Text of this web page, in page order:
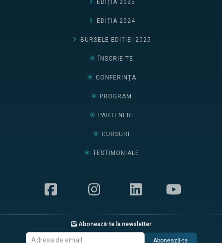
EDIȚIA 2025
EDIȚIA 2024
BURSELE EDIȚIEI 2025
ÎNSCRIE-TE
CONFERINȚA
PROGRAM
PARTENERI
CURSURI
TESTIMONIALE
Abonează-te la newsletter
Abonează-te